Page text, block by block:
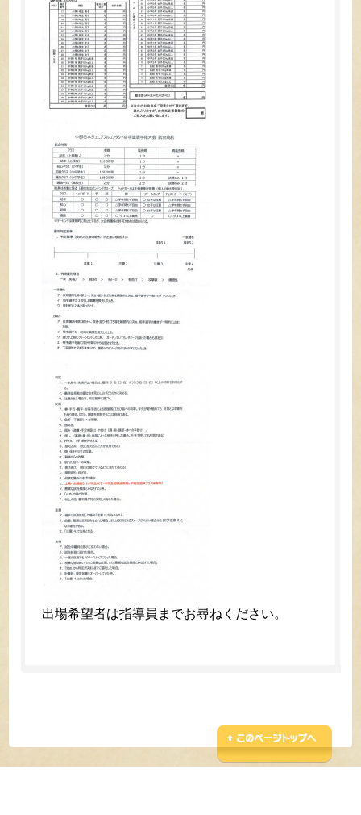
出場希望者は指導員までお尋ねください。